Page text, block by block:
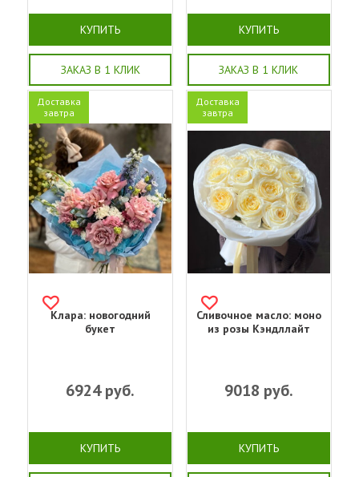
КУПИТЬ
ЗАКАЗ В 1 КЛИК
КУПИТЬ
ЗАКАЗ В 1 КЛИК
Доставка
завтра
Клара: новогодний
букет
6924руб.
КУПИТЬ
Доставка
завтра
Сливочное масло: моно
из розы Кэндллайт
9018 руб.
КУПИТЬ